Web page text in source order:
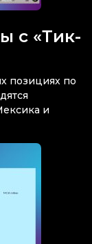
с «Тик-
позициях по
и